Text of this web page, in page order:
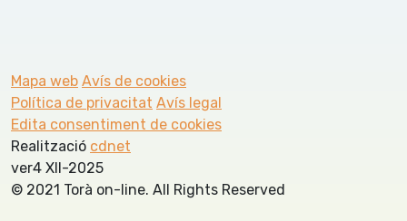
Mapa web Avís de cookies
Política de privacitat Avís legal
Edita consentiment de cookies
Realització cdnet
ver4 XII-2025
© 2021 Torà on-line. All Rights Reserved